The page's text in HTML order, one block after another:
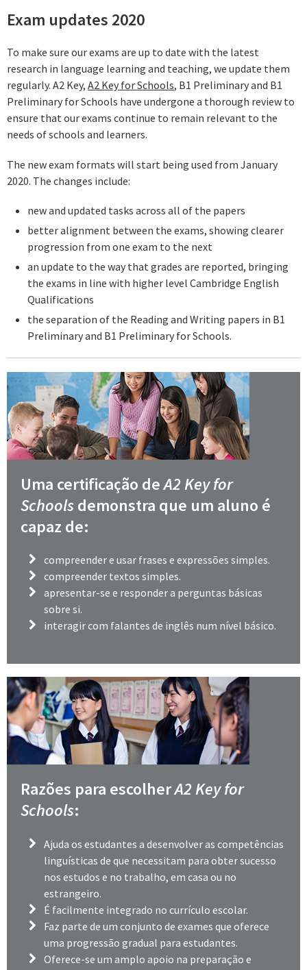
Exam updates 2020
To make sure our exams are up to date with the latest
research in language learning and teaching, we update them
regularly. A2 Key, A2 Key for Schools, B1 Preliminary and B1
Preliminary for Schools have undergone a thorough review to
ensure that our exams continue to remain relevant to the
needs of schools and learners.
The new exam formats will start being used from January
2020. The changes include:
new and updated tasks across all of the papers
better alignment between the exams, showing clearer
progression from one exam to the next
an update to the way that grades are reported, bringing
the exams in line with higher level Cambridge English
Qualifications
the separation of the Reading and Writing papers in B1
Preliminary and B1 Preliminary for Schools.
Uma certificação deA2 Key for
Schoolsdemonstra que um aluno é
capaz de:
compreender e usar frases e expressões simples.
compreender textos simples.
apresentar-se e responder a perguntas básicas
sobre si.
interagir com falantes de inglês num nível básico.
Razões para escolherA2 Key for
Schools:
Ajuda os estudantes a desenvolver as competências
linguísticas de que necessitam para obter sucesso
nos estudos e no trabalho, em casa ou no
estrangeiro.
É facilmente integrado no currículo escolar.
Faz parte de um conjunto de exames que oferece
uma progressão gradual para estudantes.
Oferece-se um amplo apoio na preparação e